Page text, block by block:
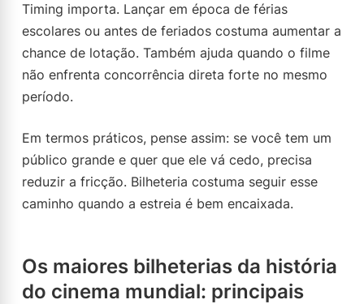
Timing importa. Lançar em época de férias
escolares ou antes de feriados costuma aumentar a
chance de lotação. Também ajuda quando o filme
não enfrenta concorrência direta forte no mesmo
período.
Em termos práticos, pense assim: se você tem um
público grande e quer que ele vá cedo, precisa
reduzir a fricção. Bilheteria costuma seguir esse
caminho quando a estreia é bem encaixada.
Os maiores bilheterias da história
do cinema mundial: principais